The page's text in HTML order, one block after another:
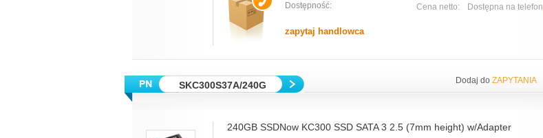
Dostępność:
zapytaj handlowca
Cena netto: Dostępna na telefon
SKC300S37A/240G Dodaj do ZAPYTANIA
240GB SSDNow KC300 SSD SATA 3 2.5 (7mm height) w/Adapter